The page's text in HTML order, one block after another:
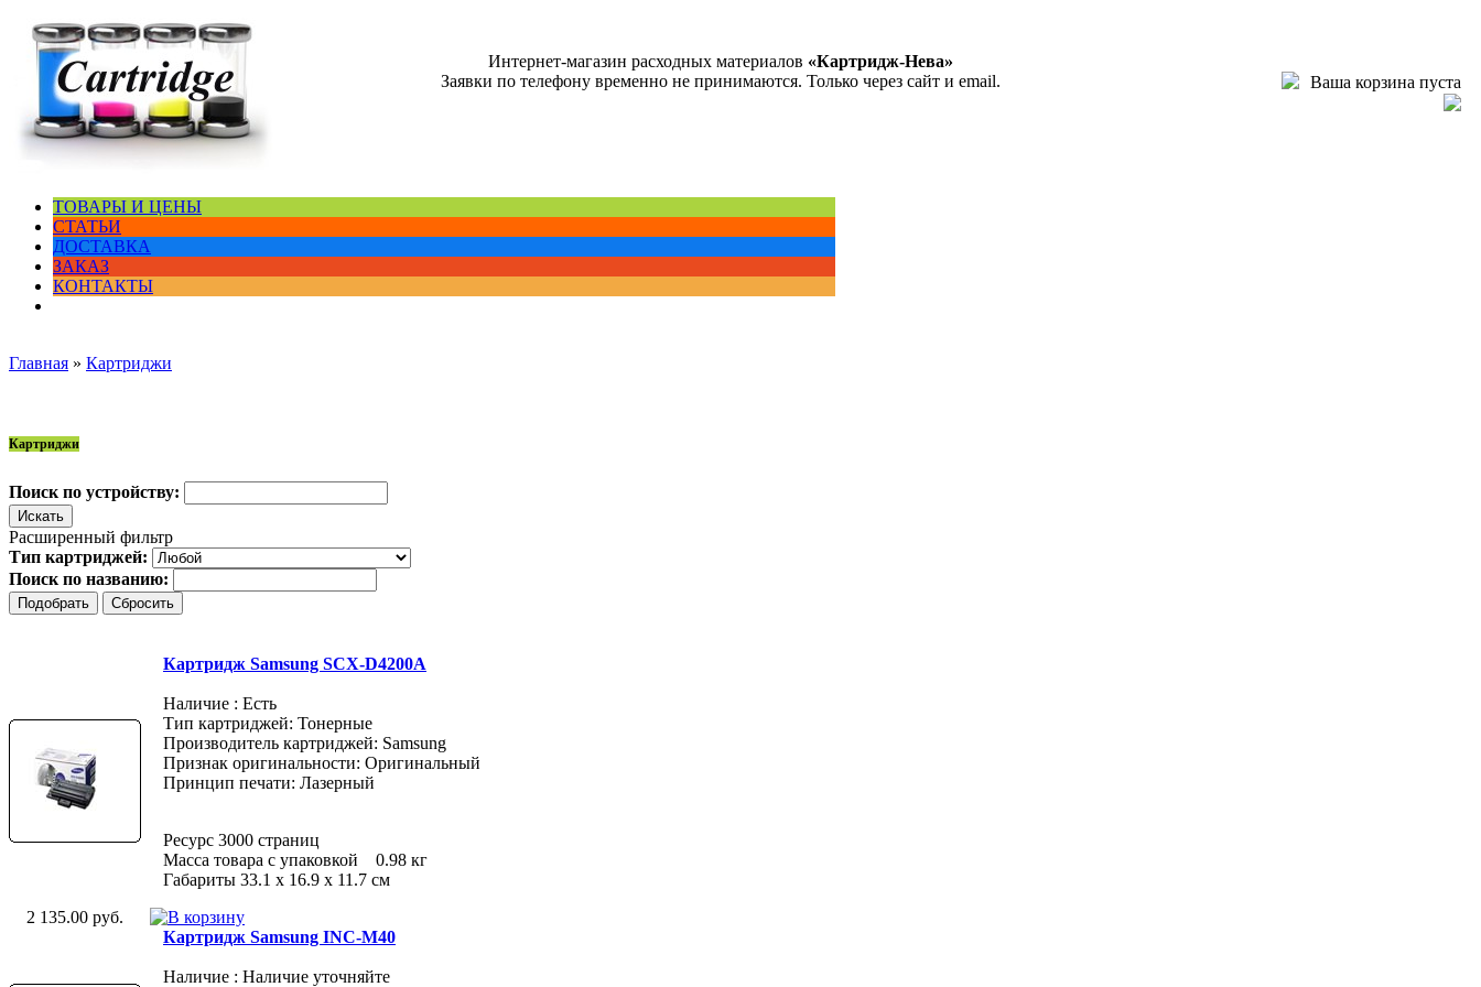
Интернет-магазин расходных материалов «Картридж-Нева»
Заявки по телефону временно не принимаются. Только через сайт и email.
Ваша корзина пуста
ТОВАРЫ И ЦЕНЫ
СТАТЬИ
ДОСТАВКА
ЗАКАЗ
КОНТАКТЫ
Главная » Картриджи
Картриджи
Поиск по устройству:
Расширенный фильтр
Тип картриджей:
Поиск по названию:
Картридж Samsung SCX-D4200A
Наличие : Есть
Тип картриджей: Тонерные
Производитель картриджей: Samsung
Признак оригинальности: Оригинальный
Принцип печати: Лазерный
Ресурс 3000 страниц
Масса товара с упаковкой 0.98 кг
Габариты 33.1 х 16.9 х 11.7 см
2 135.00 руб.
Картридж Samsung INC-M40
Наличие : Наличие уточняйте